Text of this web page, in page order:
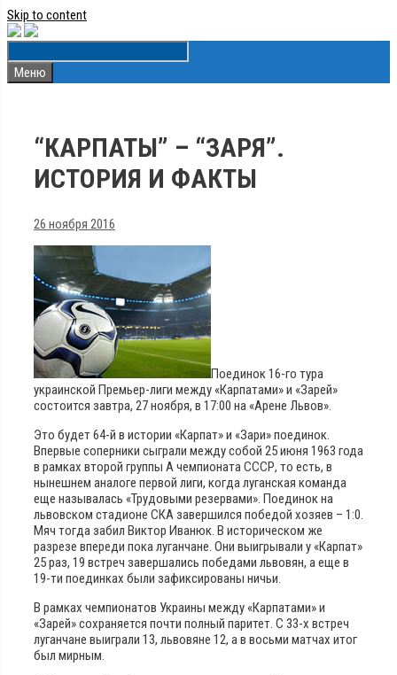
Skip to content
Меню
“КАРПАТЫ” – “ЗАРЯ”.
ИСТОРИЯ И ФАКТЫ
26 ноября 2016
Поединок 16-го тура
украинской Премьер-лиги между «Карпатами» и «Зарей»
состоится завтра, 27 ноября, в 17:00 на «Арене Львов».
Это будет 64-й в истории «Карпат» и «Зари» поединок.
Впервые соперники сыграли между собой 25 июня 1963 года
в рамках второй группы А чемпионата СССР, то есть, в
нынешнем аналоге первой лиги, когда луганская команда
еще называлась «Трудовыми резервами». Поединок на
львовском стадионе СКА завершился победой хозяев – 1:0.
Мяч тогда забил Виктор Иванюк. В историческом же
разрезе впереди пока луганчане. Они выигрывали у «Карпат»
25 раз, 19 встреч завершались победами львовян, а еще в
19-ти поединках были зафиксированы ничьи.
В рамках чемпионатов Украины между «Карпатами» и
«Зарей» сохраняется почти полный паритет. С 33-х встреч
луганчане выиграли 13, львовяне 12, а в восьми матчах итог
был мирным.